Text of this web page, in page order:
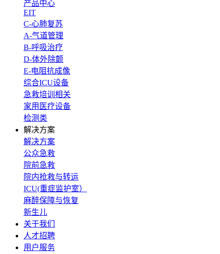
产品中心
EIT
C-心肺复苏
A-气道管理
B-呼吸治疗
D-体外除颤
E-电阻抗成像
综合ICU设备
急救培训相关
家用医疗设备
检测类
解决方案
解决方案
公众急救
院前急救
院内抢救与转运
ICU(重症监护室）
麻醉保障与恢复
新生儿
关于我们
人才招聘
用户服务